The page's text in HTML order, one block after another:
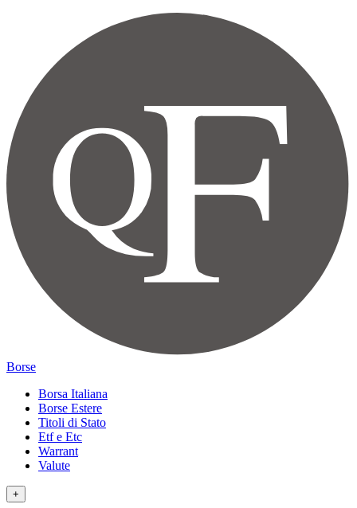
Borse
Borsa Italiana
Borse Estere
Titoli di Stato
Etf e Etc
Warrant
Valute
+